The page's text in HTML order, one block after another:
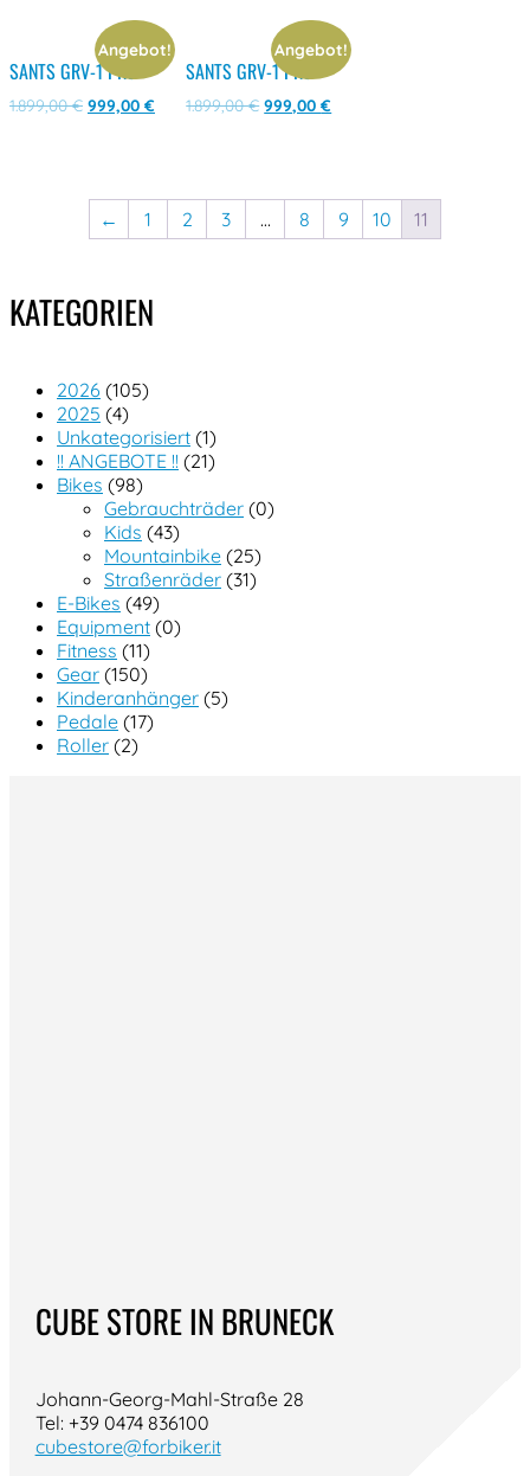
Angebot!
SANTS GRV-1 PRO
1.899,00€ 999,00 €
Angebot!
SANTS GRV-1 PRO
1.899,00€ 999,00€
← 1 2 3 … 8 9 10 11
KATEGORIEN
2026 (105)
2025 (4)
Unkategorisiert (1)
!! ANGEBOTE !! (21)
Bikes (98)
Gebrauchträder (0)
Kids (43)
Mountainbike (25)
Straßenräder (31)
E-Bikes (49)
Equipment (0)
Fitness (11)
Gear (150)
Kinderanhänger (5)
Pedale (17)
Roller (2)
CUBE STORE IN BRUNECK
Johann-Georg-Mahl-Straße 28
Tel: +39 0474 836100
cubestore@forbiker.it